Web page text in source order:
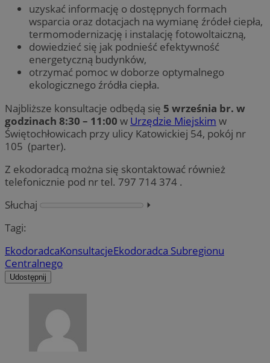
uzyskać informację o dostępnych formach
wsparcia oraz dotacjach na wymianę źródeł ciepła,
termomodernizację i instalację fotowoltaiczną,
dowiedzieć się jak podnieść efektywność
energetyczną budynków,
otrzymać pomoc w doborze optymalnego
ekologicznego źródła ciepła.
Najbliższe konsultacje odbędą się 5 września br. w
godzinach 8:30 – 11:00 w Urzędzie Miejskim w
Świętochłowicach przy ulicy Katowickiej 54, pokój nr
105 (parter).
Z ekodoradcą można się skontaktować również
telefonicznie pod nr tel. 797 714 374 .
Słuchaj
⏵︎
Tagi:
EkodoradcaKonsultacjeEkodoradca Subregionu
Centralnego
Udostępnij